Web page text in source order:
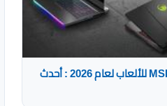
أفضل أجهزة اللاب توب من MSI للألعاب لعام 2026 : أحدث